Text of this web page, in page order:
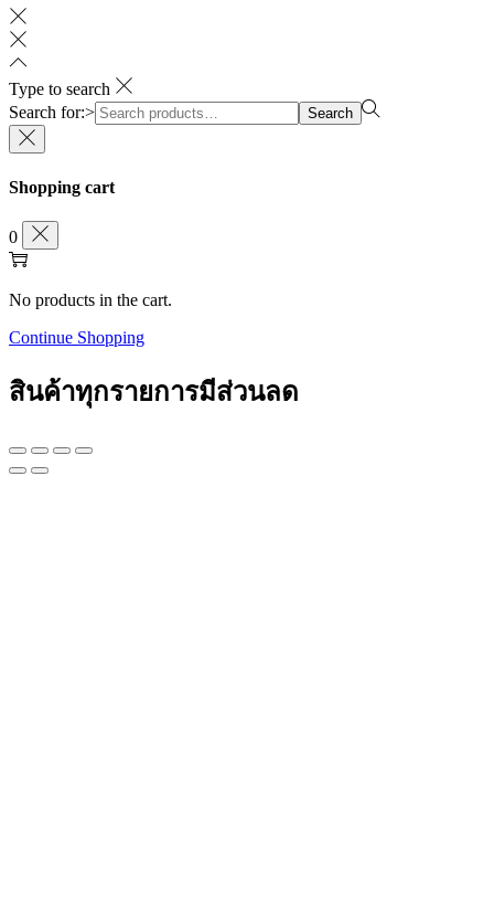
Type to search
Search for:>
Search
Shopping cart
0
No products in the cart.
Continue Shopping
สินค้าทุกรายการมีส่วนลด